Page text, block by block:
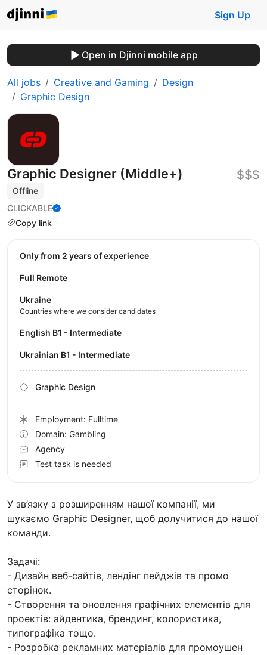
Sign Up
Open in Djinni mobile app
All jobs Creative and Gaming
Design
Graphic Design
Graphic Designer (Middle+)
Offline
CLICKABLE
Copy link
$$$
У зв’язку з розширенням нашої компанії, ми
шукаємо Graphic Designer, щоб долучитися до нашої
команди.
Задачі:
- Дизайн веб-сайтів, лендінг пейджів та промо
сторінок.
- Створення та оновлення графічних елементів для
проектів: айдентика, брендинг, колористика,
типографіка тощо.
- Розробка рекламних матеріалів для промоушен
Only from 2 years of experience
Full Remote
Ukraine
Countries where we consider candidates
English B1 - Intermediate
Ukrainian B1 - Intermediate
Graphic Design
Employment: Fulltime
Domain: Gambling
Agency
Test task is needed